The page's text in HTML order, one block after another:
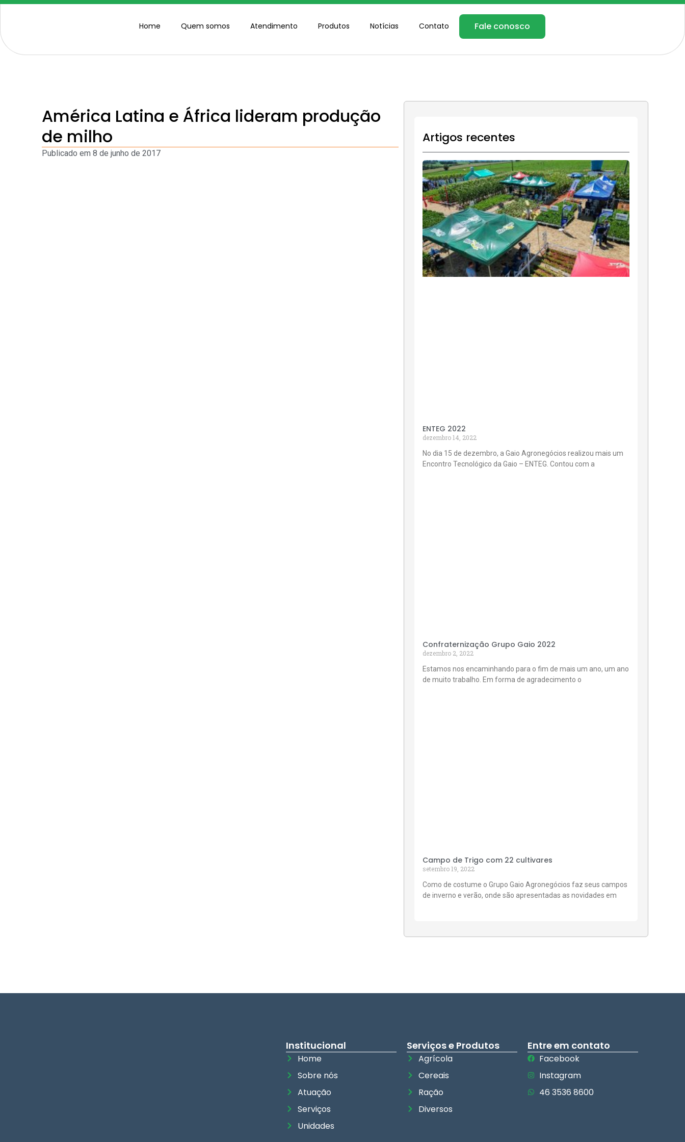
Home Quem somos Atendimento Produtos Notícias Contato Fale conosco
América Latina e África lideram produção
de milho
Publicado em 8 de junho de 2017
Artigos recentes
ENTEG 2022
dezembro 14, 2022
No dia 15 de dezembro, a Gaio Agronegócios realizou mais um
Encontro Tecnológico da Gaio – ENTEG. Contou com a
Confraternização Grupo Gaio 2022
dezembro 2, 2022
Estamos nos encaminhando para o fim de mais um ano, um ano
de muito trabalho. Em forma de agradecimento o
Campo de Trigo com 22 cultivares
setembro 19, 2022
Como de costume o Grupo Gaio Agronegócios faz seus campos
de inverno e verão, onde são apresentadas as novidades em
Institucional
Home
Sobre nós
Atuação
Serviços
Unidades
Serviços e Produtos
Agrícola
Cereais
Ração
Diversos
Entre em contato
Facebook
Instagram
46 3536 8600